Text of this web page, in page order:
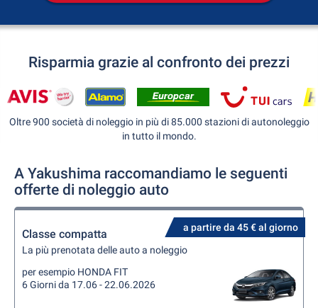
Risparmia grazie al confronto dei prezzi
Oltre 900 società di noleggio in più di 85.000 stazioni di autonoleggio
in tutto il mondo.
A Yakushima raccomandiamo le seguenti
offerte di noleggio auto
a partire da 45 € al giorno
Classe compatta
La più prenotata delle auto a noleggio
per esempio HONDA FIT
6 Giorni da 17.06 - 22.06.2026